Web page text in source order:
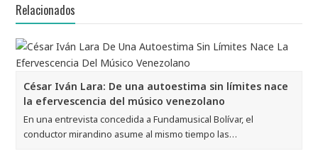
Relacionados
César Iván Lara: De una autoestima sin límites nace
la efervescencia del músico venezolano
En una entrevista concedida a Fundamusical Bolívar, el
conductor mirandino asume al mismo tiempo las…